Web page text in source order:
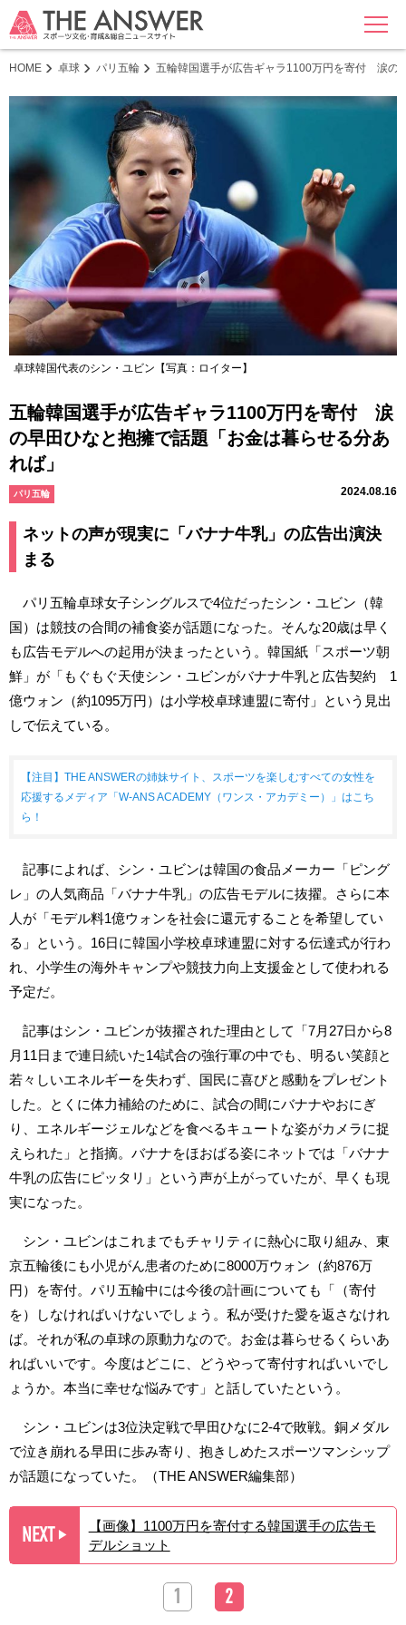
MENU
HOME 卓球 パリ五輪 五輪韓国選手が広告ギャラ1100万円を寄付 涙の
卓球韓国代表のシン・ユビン【写真：ロイター】
五輪韓国選手が広告ギャラ1100万円を寄付 涙
の早田ひなと抱擁で話題「お金は暮らせる分あ
れば」
パリ五輪 2024.08.16
ネットの声が現実に「バナナ牛乳」の広告出演決
まる
パリ五輪卓球女子シングルスで4位だったシン・ユビン（韓
国）は競技の合間の補食姿が話題になった。そんな20歳は早く
も広告モデルへの起用が決まったという。韓国紙「スポーツ朝
鮮」が「もぐもぐ天使シン・ユビンがバナナ牛乳と広告契約 1
億ウォン（約1095万円）は小学校卓球連盟に寄付」という見出
しで伝えている。
【注目】THE ANSWERの姉妹サイト、スポーツを楽しむすべての女性を
応援するメディア「W-ANS ACADEMY（ワンス・アカデミー）」はこち
ら！
記事によれば、シン・ユビンは韓国の食品メーカー「ピング
レ」の人気商品「バナナ牛乳」の広告モデルに抜擢。さらに本
人が「モデル料1億ウォンを社会に還元することを希望してい
る」という。16日に韓国小学校卓球連盟に対する伝達式が行わ
れ、小学生の海外キャンプや競技力向上支援金として使われる
予定だ。
記事はシン・ユビンが抜擢された理由として「7月27日から8
月11日まで連日続いた14試合の強行軍の中でも、明るい笑顔と
若々しいエネルギーを失わず、国民に喜びと感動をプレゼント
した。とくに体力補給のために、試合の間にバナナやおにぎ
り、エネルギージェルなどを食べるキュートな姿がカメラに捉
えられた」と指摘。バナナをほおばる姿にネットでは「バナナ
牛乳の広告にピッタリ」という声が上がっていたが、早くも現
実になった。
シン・ユビンはこれまでもチャリティに熱心に取り組み、東
京五輪後にも小児がん患者のために8000万ウォン（約876万
円）を寄付。パリ五輪中には今後の計画についても「（寄付
を）しなければいけないでしょう。私が受けた愛を返さなけれ
ば。それが私の卓球の原動力なので。お金は暮らせるくらいあ
ればいいです。今度はどこに、どうやって寄付すればいいでし
ょうか。本当に幸せな悩みです」と話していたという。
シン・ユビンは3位決定戦で早田ひなに2-4で敗戦。銅メダル
で泣き崩れる早田に歩み寄り、抱きしめたスポーツマンシップ
が話題になっていた。（THE ANSWER編集部）
NEXT ▶︎
【画像】1100万円を寄付する韓国選手の広告モ
デルショット
1 2